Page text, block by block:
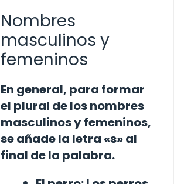
Nombres
masculinos y
femeninos
En general, para formar
el plural de los nombres
masculinos y femeninos,
se añade la letra «s» al
final de la palabra.